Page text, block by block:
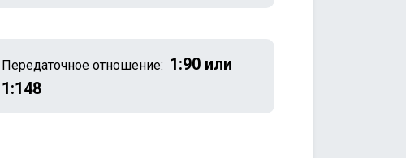
Передаточное отношение: 1:90 или
1:148